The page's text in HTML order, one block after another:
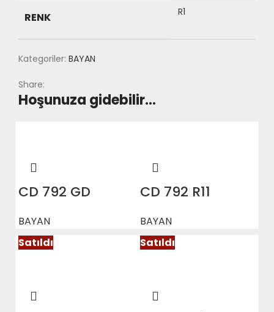
RENK R1
Kategoriler: BAYAN
Share:
Hoşunuza gidebilir…
CD 792 GD
BAYAN
CD 792 R11
BAYAN
Satıldı
Satıldı